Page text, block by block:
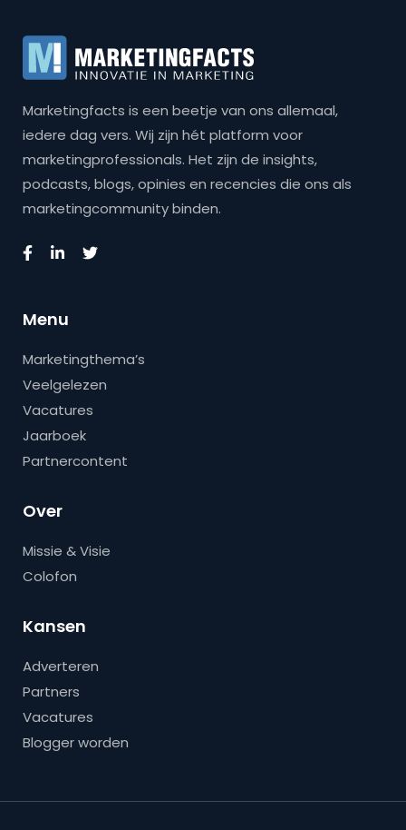
Marketingfacts is een beetje van ons allemaal,
iedere dag vers. Wij zijn hét platform voor
marketingprofessionals. Het zijn de insights,
podcasts, blogs, opinies en recencies die ons als
marketingcommunity binden.
Menu
Marketingthema’s
Veelgelezen
Vacatures
Jaarboek
Partnercontent
Over
Missie & Visie
Colofon
Kansen
Adverteren
Partners
Vacatures
Blogger worden